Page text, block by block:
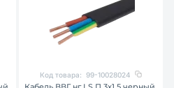
Код товара: 99-10028024